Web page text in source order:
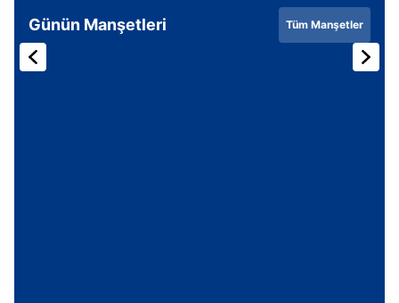
Günün Manşetleri Tüm Manşetler